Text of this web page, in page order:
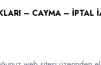
– CAYMA – İPTAL